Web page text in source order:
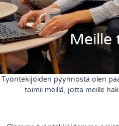
Meille
Työntekijöiden pyynnöstä olen
toimii meillä, jotta meille